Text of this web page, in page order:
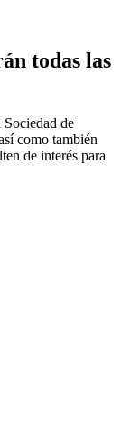
todas las
de
como también
de interés para